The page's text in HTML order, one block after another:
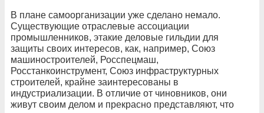
В плане самоорганизации уже сделано немало.
Существующие отраслевые ассоциации
промышленников, этакие деловые гильдии для
защиты своих интересов, как, например, Союз
машиностроителей, Росспецмаш,
Росстанкоинструмент, Союз инфраструктурных
строителей, крайне заинтересованы в
индустриализации. В отличие от чиновников, они
живут своим делом и прекрасно представляют, что